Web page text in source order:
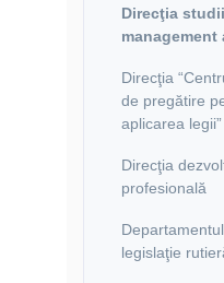
Direcţia
management
Direcţia
de pregătire
aplicarea legii”
Direcţia
profesională
legislaţie